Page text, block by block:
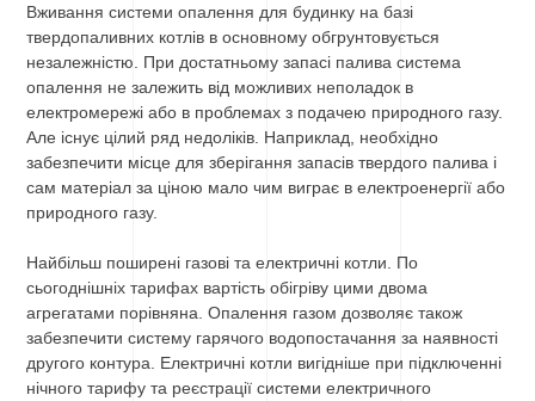
Вживання системи опалення для будинку на базі
твердопаливних котлів в основному обгрунтовується
незалежністю. При достатньому запасі палива система
опалення не залежить від можливих неполадок в
електромережі або в проблемах з подачею природного газу.
Але існує цілий ряд недоліків. Наприклад, необхідно
забезпечити місце для зберігання запасів твердого палива і
сам матеріал за ціною мало чим виграє в електроенергії або
природного газу.
Найбільш поширені газові та електричні котли. По
сьогоднішніх тарифах вартість обігріву цими двома
агрегатами порівняна. Опалення газом дозволяє також
забезпечити систему гарячого водопостачання за наявності
другого контура. Електричні котли вигідніше при підключенні
нічного тарифу та реєстрації системи електричного